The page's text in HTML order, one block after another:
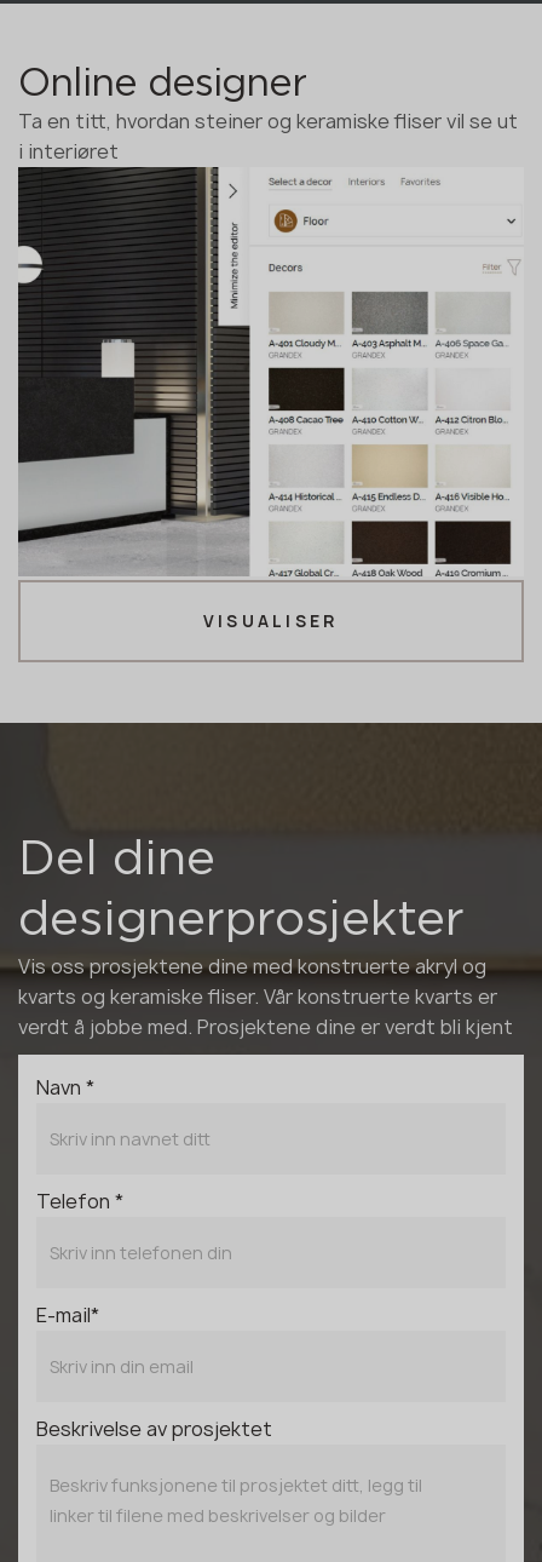
Online designer
Ta en titt, hvordan steiner og keramiske fliser vil se ut
i interiøret
VISUALISER
Del dine
designerprosjekter
Vis oss prosjektene dine med konstruerte akryl og
kvarts og keramiske fliser. Vår konstruerte kvarts er
verdt å jobbe med. Prosjektene dine er verdt bli kjent
Navn *
Telefon *
E-mail*
Beskrivelse av prosjektet